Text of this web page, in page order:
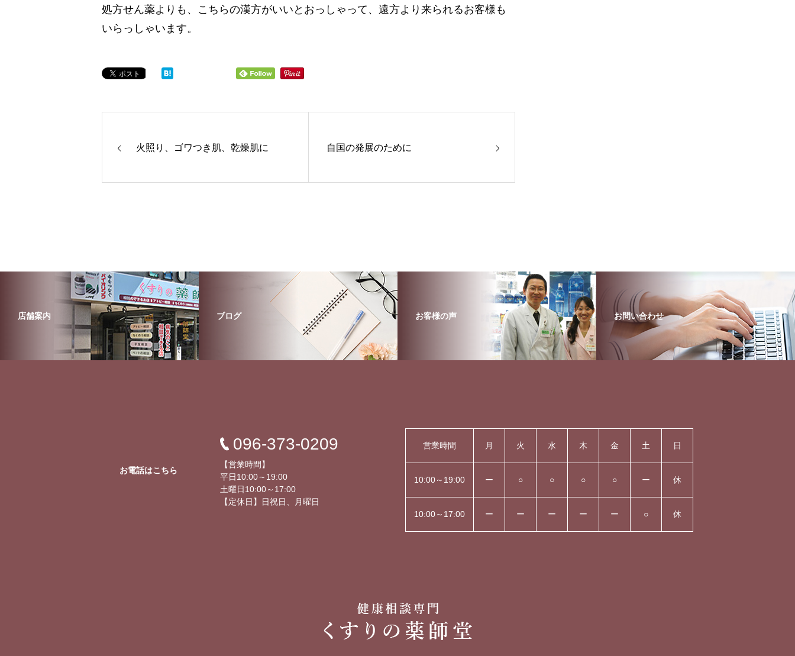
処方せん薬よりも、こちらの漢方がいいとおっしゃって、遠方より来られるお客様も
いらっしゃいます。
火照り、ゴワつき肌、乾燥肌に 自国の発展のために
店舗案内 ブログ お客様の声 お問い合わせ
お電話はこちら
096-373-0209
【営業時間】
平日10:00～19:00
土曜日10:00～17:00
【定休日】日祝日、月曜日
営業時間 月 火 水 木 金 土 日
10:00～19:00 ー ○ ○ ○ ○ ー 休
10:00～17:00 ー ー ー ー ー ○ 休